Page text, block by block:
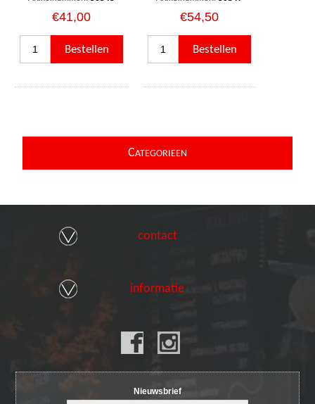
€41,00 €54,50
CATEGORIEEN
contact
informatie
Nieuwsbrief